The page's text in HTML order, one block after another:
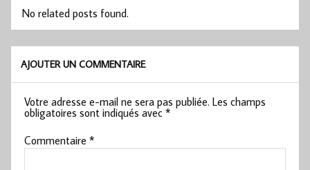
No related posts found.
AJOUTER UN COMMENTAIRE
Votre adresse e-mail ne sera pas publiée. Les champs
obligatoires sont indiqués avec*
Commentaire*